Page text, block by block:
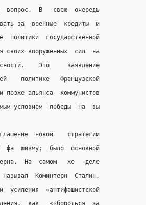
вопрос.  В   свою  очередь
за  военные  кредиты  и
политики  государственной
своих вооруженных  сил  на
Это     заявление
политике   Французской
позже альянса  коммунистов
условием  победы  на  вы
новой    стратегии
фа  шизму;  было  основной
На  самом   же   деле
Коминтерн  Сталин,
усиления  «антифашистской
как   ««бороться  за